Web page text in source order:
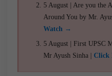
5 August | Are you the
Around You by Mr.
Watch →
5 August | First UPSC
Mr Ayush Sinha | Click